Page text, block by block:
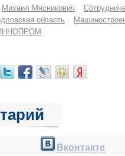
Михаил Мясникович
область
Вконтакте